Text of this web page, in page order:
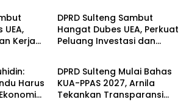
Kerja
DPRD Sulteng Sambut
Hangat Dubes UEA, Perkuat
Peluang Investasi dan
Harus
Parlementeria
DPRD Sulteng Mulai Bahas
KUA-PPAS 2027, Arnila
Tekankan Transparansi